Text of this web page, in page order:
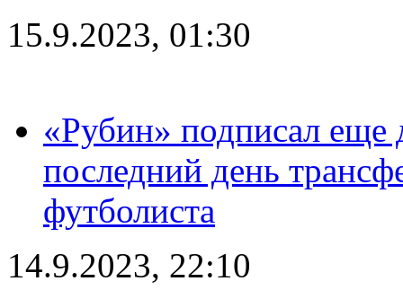
15.9.2023, 01:30
«Рубин» подписал еще
последний день
футболиста
14.9.2023, 22:10